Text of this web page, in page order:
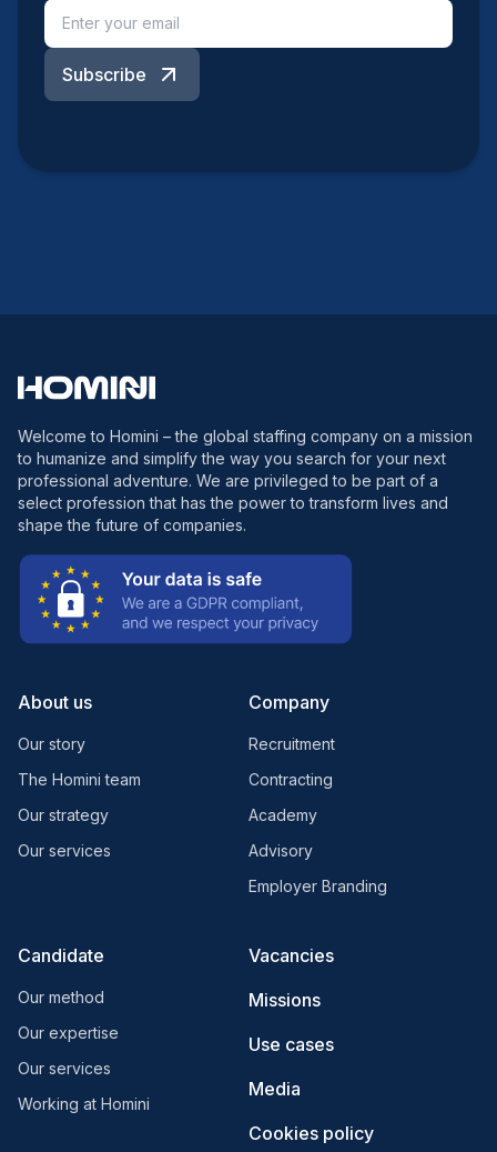
Subscribe
Welcome to Homini – the global staffing company on a mission
to humanize and simplify the way you search for your next
professional adventure. We are privileged to be part of a
select profession that has the power to transform lives and
shape the future of companies.
About us
Our story
The Homini team
Our strategy
Our services
Company
Recruitment
Contracting
Academy
Advisory
Employer Branding
Candidate
Our method
Our expertise
Our services
Working at Homini
Vacancies
Missions
Use cases
Media
Cookies policy